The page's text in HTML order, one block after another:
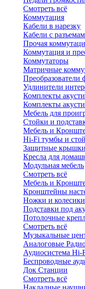
Смотреть всё
Коммутация
Кабели в нарезку
Кабели с
Прочая
Коммутация и
Коммутаторы
Матричные
Преобразователи
Удлинители
Комплекты
Комплекты
Мебель для
Стойки и
Мебель и
Hi-Fi тумбы и
Защитные крышки
Кресла для
Модульная мебель
Смотреть всё
Мебель и
Кронштейны
Ножки и колесики
Подставки под
Потолочные
Смотреть всё
Музыкальные
Аналоговые
Аудиосистема Hi-
Беспроводные
Док Станции
Смотреть всё
Накладные